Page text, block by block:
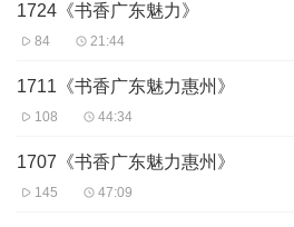
1724《书香广东魅力》
84 21:44
1711《书香广东魅力惠州》
108 44:34
1707《书香广东魅力惠州》
145 47:09